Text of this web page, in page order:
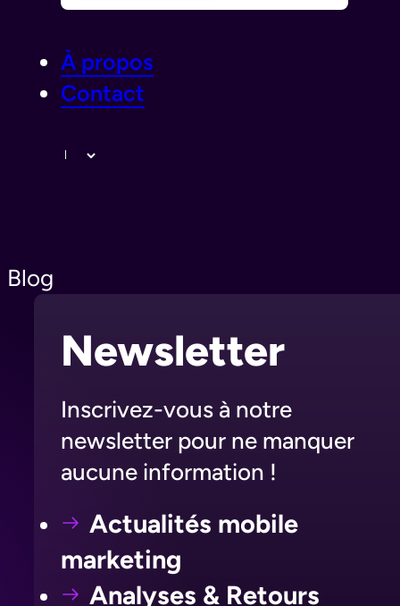
À propos
Contact
Langue￰
Blog
Newsletter
Inscrivez-vous à notre
newsletter pour ne manquer
aucune information !
Actualités mobile
marketing
Analyses & Retours